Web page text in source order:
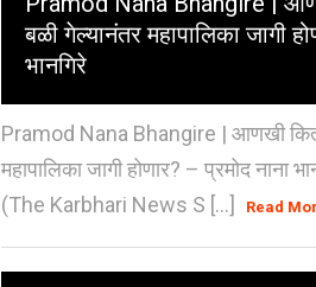
बळी गेल्यानंतर महापालिका जागी
भानगिरे
Pramod Nana Bhangire | आणखी
महापालिका जागी होणार? – प्रमोद
(The Karbhari News S [...]
Read